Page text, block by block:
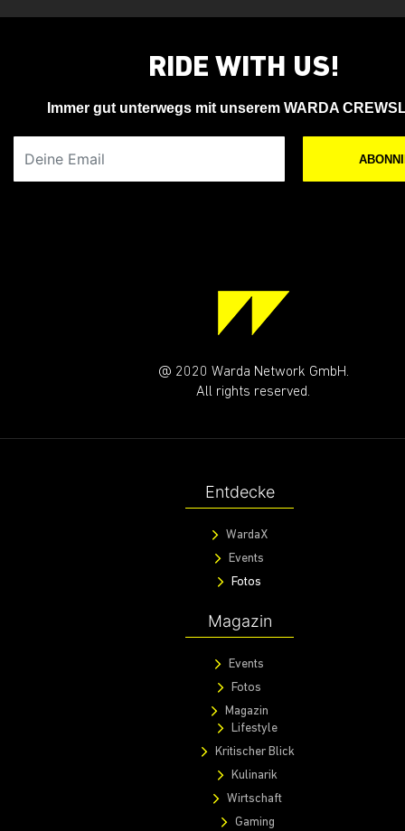
RIDE WITH US!
Immer gut unterwegs mit unserem WARDA
@ 2020 Warda Network GmbH.
All rights reserved.
Entdecke
WardaX
Events
Fotos
Magazin
Events
Fotos
Magazin
Lifestyle
Kritischer Blick
Kulinarik
Wirtschaft
Gaming